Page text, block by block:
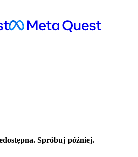
Spróbuj później.